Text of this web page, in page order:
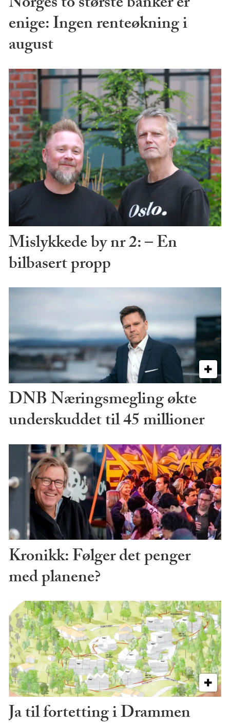
enige: Ingen renteøkning i
august
Mislykkede by nr 2: – En
bilbasert propp
DNB Næringsmegling økte
underskuddet til 45 millioner
Kronikk: Følger det penger
med planene?
Ja til fortetting i Drammen